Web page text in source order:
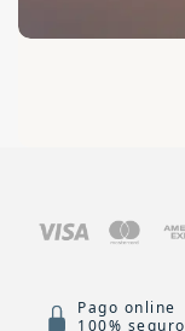
Pago online
100% seguro